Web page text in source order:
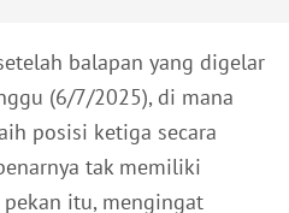
balapan yang digelar
(6/7/2025), di mana
posisi ketiga secara
tak memiliki
itu, mengingat